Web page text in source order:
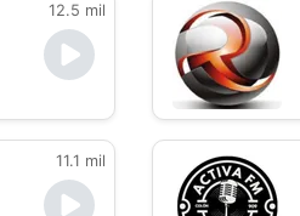
12.5 mil
11.1 mil